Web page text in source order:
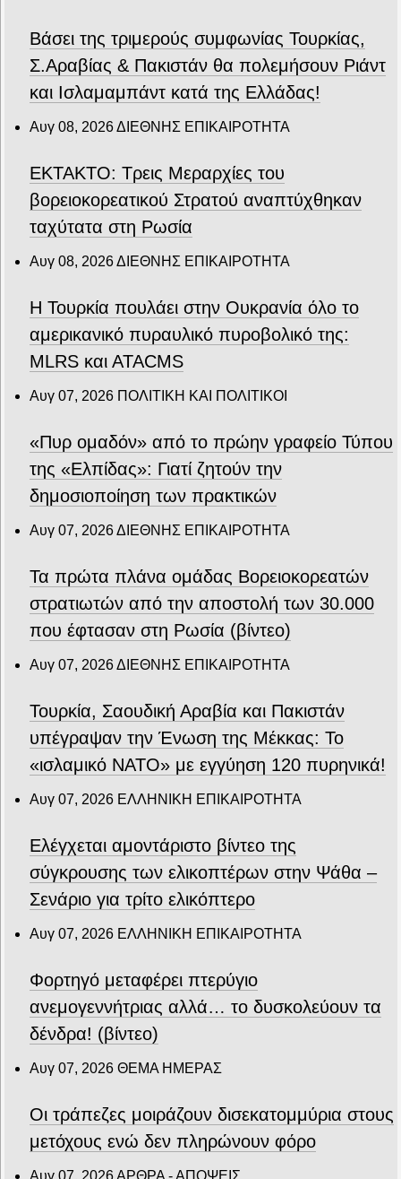
Βάσει της τριμερούς συμφωνίας Τουρκίας,
Σ.Αραβίας & Πακιστάν θα πολεμήσουν Ριάντ
και Ισλαμαμπάντ κατά της Ελλάδας!
Αυγ 08, 2026ΔΙΕΘΝΗΣ ΕΠΙΚΑΙΡΟΤΗΤΑ
ΕΚΤΑΚΤΟ: Τρεις Μεραρχίες του
βορειοκορεατικού Στρατού αναπτύχθηκαν
ταχύτατα στη Ρωσία
Αυγ 08, 2026ΔΙΕΘΝΗΣ ΕΠΙΚΑΙΡΟΤΗΤΑ
Η Τουρκία πουλάει στην Ουκρανία όλο το
αμερικανικό πυραυλικό πυροβολικό της:
MLRS και ΑΤΑCMS
Αυγ 07, 2026 ΠΟΛΙΤΙΚΗ ΚΑΙ ΠΟΛΙΤΙΚΟΙ
«Πυρ ομαδόν» από το πρώην γραφείο Τύπου
της «Ελπίδας»: Γιατί ζητούν την
δημοσιοποίηση των πρακτικών
Αυγ 07, 2026ΔΙΕΘΝΗΣ ΕΠΙΚΑΙΡΟΤΗΤΑ
Τα πρώτα πλάνα ομάδας Βορειοκορεατών
στρατιωτών από την αποστολή των 30.000
που έφτασαν στη Ρωσία (βίντεο)
Αυγ 07, 2026ΔΙΕΘΝΗΣ ΕΠΙΚΑΙΡΟΤΗΤΑ
Τουρκία, Σαουδική Αραβία και Πακιστάν
υπέγραψαν την Ένωση της Μέκκας: Το
«ισλαμικό ΝΑΤΟ» με εγγύηση 120 πυρηνικά!
Αυγ 07, 2026 ΕΛΛΗΝΙΚΗ ΕΠΙΚΑΙΡΟΤΗΤΑ
Ελέγχεται αμοντάριστο βίντεο της
σύγκρουσης των ελικοπτέρων στην Ψάθα –
Σενάριο για τρίτο ελικόπτερο
Αυγ 07, 2026 ΕΛΛΗΝΙΚΗ ΕΠΙΚΑΙΡΟΤΗΤΑ
Φορτηγό μεταφέρει πτερύγιο
ανεμογεννήτριας αλλά… το δυσκολεύουν τα
δένδρα! (βίντεο)
Αυγ 07, 2026 ΘΕΜΑ ΗΜΕΡΑΣ
Οι τράπεζες μοιράζουν δισεκατομμύρια στους
μετόχους ενώ δεν πληρώνουν φόρο
Αυγ 07, 2026ΑΡΘΡΑ - ΑΠΟΨΕΙΣ